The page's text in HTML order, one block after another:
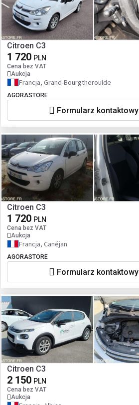
Citroen C3
1 720 PLN
Cena bez VAT
Aukcja
Francja, Grand-Bourgtheroulde
AGORASTORE
Formularz kontaktowy
Citroen C3
1 720 PLN
Cena bez VAT
Aukcja
Francja, Canéjan
AGORASTORE
Formularz kontaktowy
Citroen C3
2 150 PLN
Cena bez VAT
Aukcja